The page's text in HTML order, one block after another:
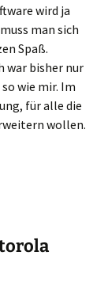
wird ja
man sich
Spaß.
war bisher nur
wie mir. Im
für alle die
wollen.
& Co. auf Android